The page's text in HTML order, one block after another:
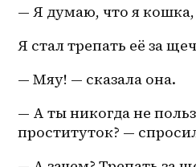
— Я думаю, что я
Я стал трепать её за
— Мяу! — сказала она.
— А ты никогда не
проституток? —